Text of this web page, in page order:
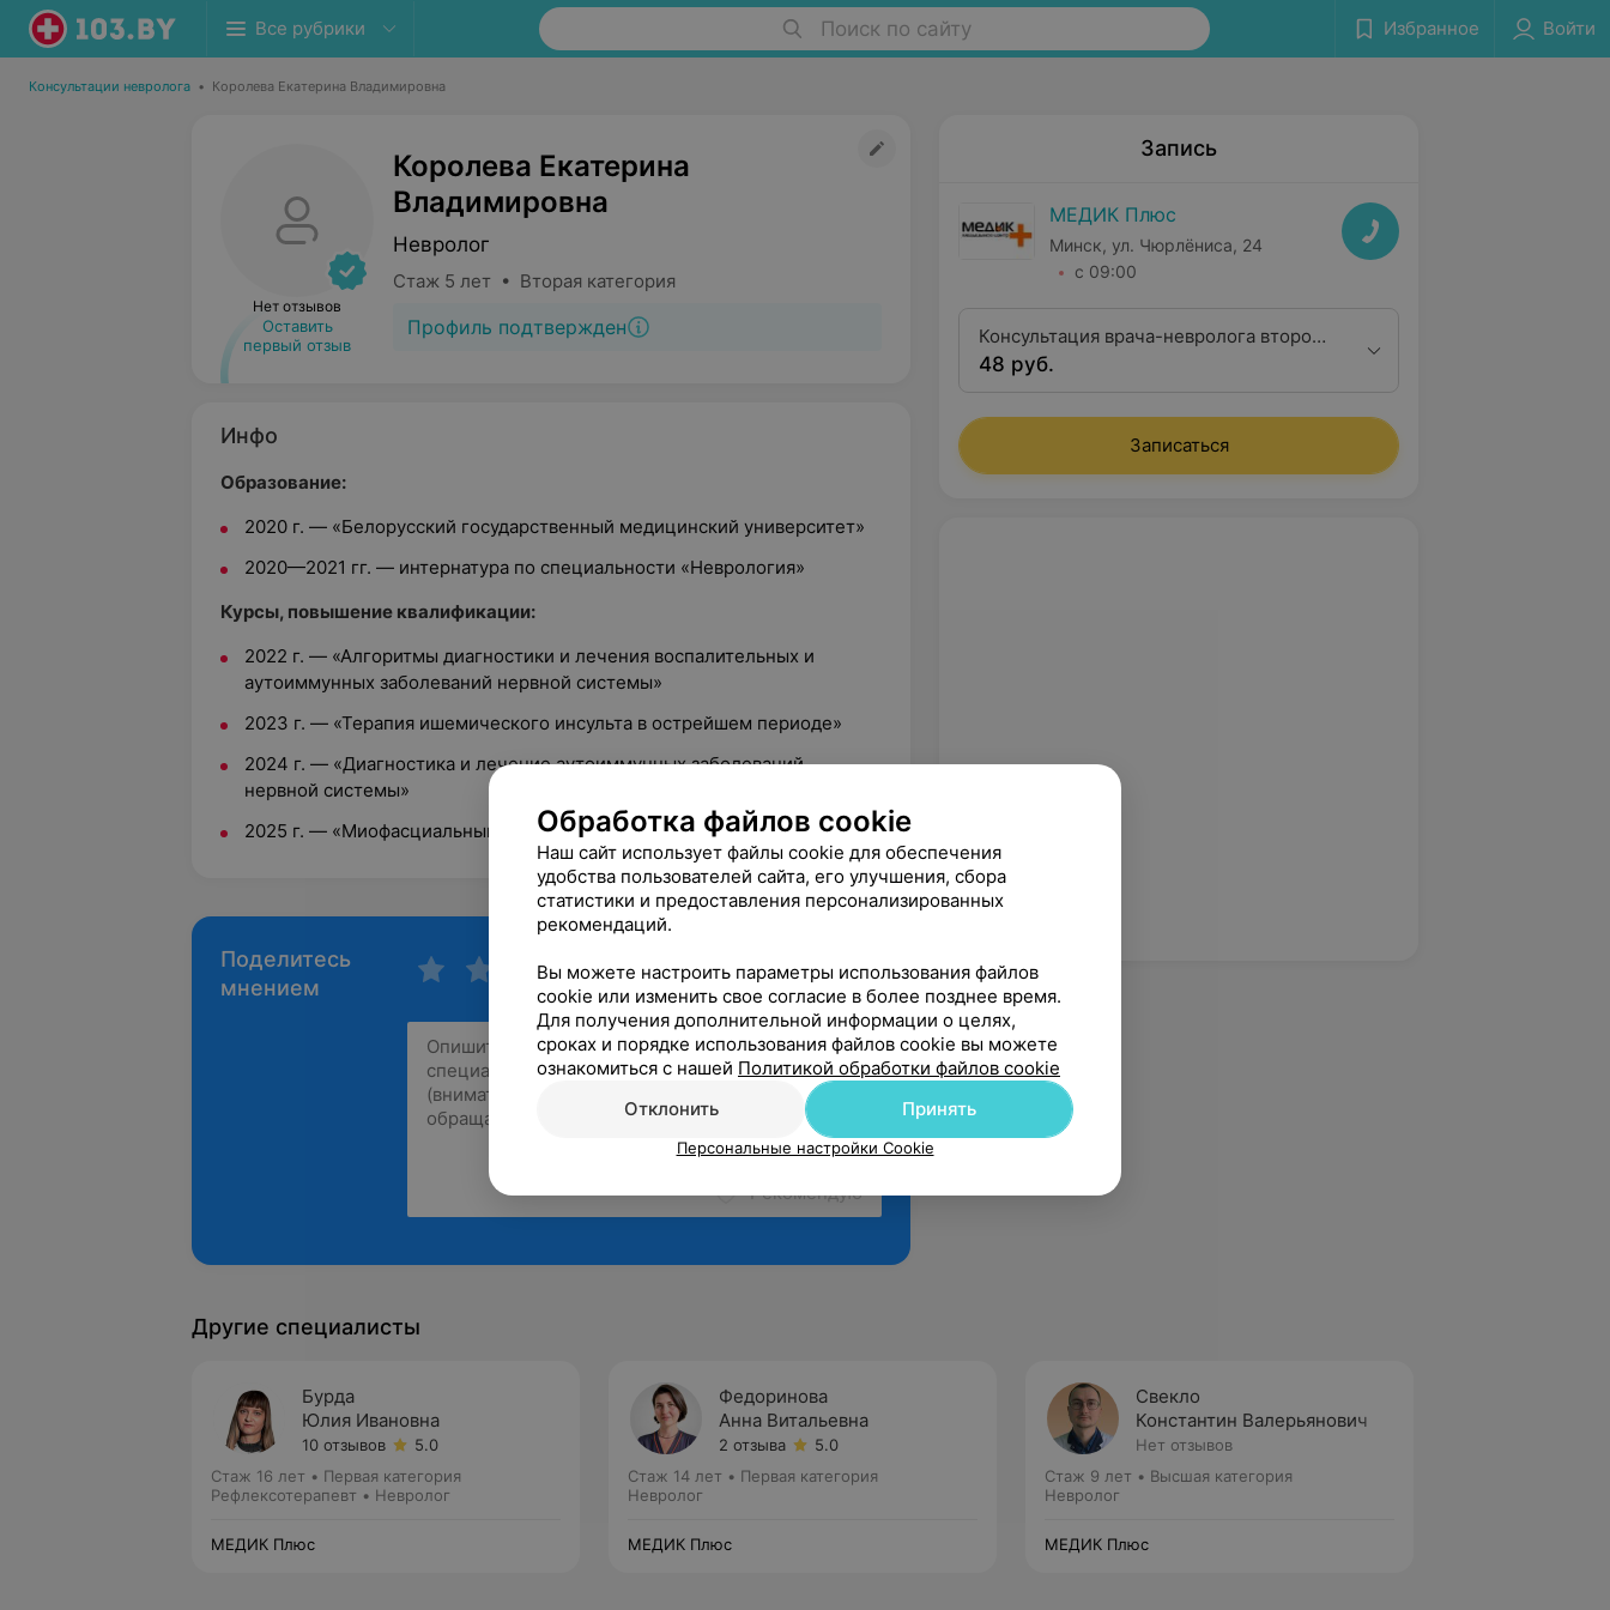
Все рубрики Поиск по сайту Избранное Войти
Консультации невролога • Королева Екатерина Владимировна
Нет отзывов
Оставить
первый отзыв
Королева Екатерина
Владимировна
Невролог
Стаж 5 лет • Вторая категория
Профиль подтвержден
Инфо
Образование:
2020 г. — «Белорусский государственный медицинский университет»
2020—2021 гг. — интернатура по специальности «Неврология»
Курсы, повышение квалификации:
2022 г. — «Алгоритмы диагностики и лечения воспалительных и
аутоиммунных заболеваний нервной системы»
2023 г. — «Терапия ишемического инсульта в острейшем периоде»
2024 г. — «Диагностика и лечение аутоиммунных заболеваний
нервной системы»
2025 г. — «Миофасциальный релиз как инструмент в работе тренера»
Поделитесь
мнением
Рекомендую
Запись
МЕДИК Плюс
Минск, ул. Чюрлёниса, 24
с 09:00
Консультация врача-невролога второй
квалификационной категории
48 руб.
Записаться
Другие специалисты
Бурда
Юлия Ивановна
10 отзывов
5.0
Стаж 16 лет • Первая категория
Рефлексотерапевт • Невролог
МЕДИК Плюс
Федоринова
Анна Витальевна
2 отзыва
5.0
Стаж 14 лет • Первая категория
Невролог
МЕДИК Плюс
Свекло
Константин Валерьянович
Нет отзывов
Стаж 9 лет • Высшая категория
Невролог
МЕДИК Плюс
Обработка файлов cookie
Наш сайт использует файлы cookie для обеспечения
удобства пользователей сайта, его улучшения, сбора
статистики и предоставления персонализированных
рекомендаций.
Вы можете настроить параметры использования файлов
cookie или изменить свое согласие в более позднее время.
Для получения дополнительной информации о целях,
сроках и порядке использования файлов cookie вы можете
ознакомиться с нашей Политикой обработки файлов cookie
Отклонить
Принять
Персональные настройки Cookie